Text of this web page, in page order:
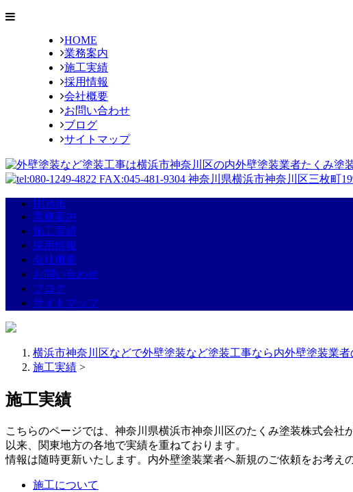
HOME
業務案内
施工実績
採用情報
会社概要
お問い合わせ
ブログ
サイトマップ
HOME
業務案内
施工実績
採用情報
会社概要
お問い合わせ
ブログ
サイトマップ
横浜市神奈川区などで外壁塗装など塗装工事なら内外壁塗装業者
施工実績 >
施工実績
こちらのページでは、神奈川県横浜市神奈川区のたくみ塗装株式会
以来、関東地方の各地で実績を重ねております。
情報は随時更新いたします。内外壁塗装業者へ新規のご依頼をお考え
施工について